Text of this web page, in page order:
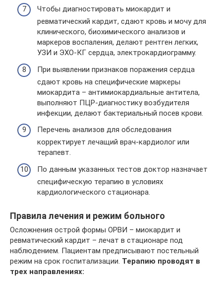
Чтобы диагностировать миокардит и
ревматический кардит, сдают кровь и мочу для
клинического, биохимического анализов и
маркеров воспаления, делают рентген легких,
УЗИ и ЭХО-КГ сердца, электрокардиограмму.
При выявлении признаков поражения сердца
сдают кровь на специфические маркеры
миокардита – антимиокардиальные антитела,
выполняют ПЦР-диагностику возбудителя
инфекции, делают бактериальный посев крови.
Перечень анализов для обследования
корректирует лечащий врач-кардиолог или
терапевт.
По данным указанных тестов доктор назначает
специфическую терапию в условиях
кардиологического стационара.
Правила лечения и режим больного
Осложнения острой формы ОРВИ – миокардит и
ревматический кардит – лечат в стационаре под
наблюдением. Пациентам предписывают постельный
режим на срок госпитализации. Терапию проводят в
трех направлениях: